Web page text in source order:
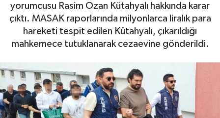
yorumcusu Rasim Ozan Kütahyalı hakkında karar
çıktı. MASAK raporlarında milyonlarca liralık para
hareketi tespit edilen Kütahyalı, çıkarıldığı
mahkemece tutuklanarak cezaevine gönderildi.
Asayiş
Magazin
Gayrimenkul
Spor